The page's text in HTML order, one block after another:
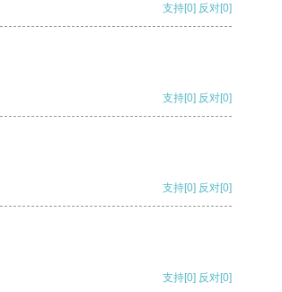
支持[0] 反对[0]
支持[0] 反对[0]
支持[0] 反对[0]
支持[0] 反对[0]